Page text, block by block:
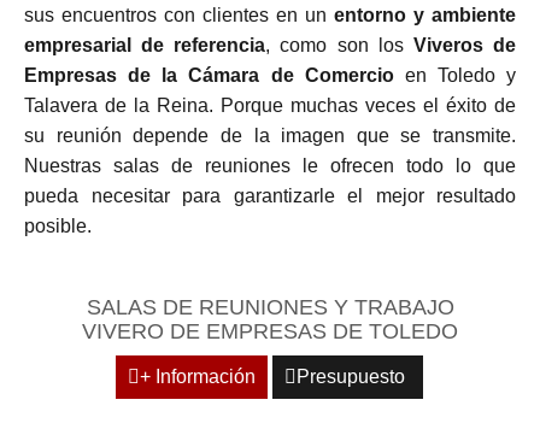
sus encuentros con clientes en un entorno y ambiente
empresarial de referencia, como son los Viveros de
Empresas de la Cámara de Comercioen Toledo y
Talavera de la Reina. Porque muchas veces el éxito de
su reunión depende de la imagen que se transmite.
Nuestras salas de reuniones le ofrecen todo lo que
pueda necesitar para garantizarle el mejor resultado
posible.
SALAS DE REUNIONES Y TRABAJO
VIVERO DE EMPRESAS DE TOLEDO
+ Información Presupuesto